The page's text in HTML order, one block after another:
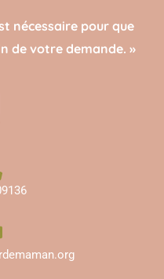
nécessaire pour que
de votre demande. »